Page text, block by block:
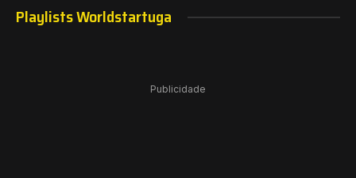
Playlists Worldstartuga
Publicidade